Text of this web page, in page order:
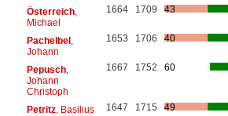
Österreich,
Michael
1664 1709 43
Pachelbel,
Johann
1653 1706 40
Pepusch,
Johann
Christoph
1667 1752 60
Petritz, Basilius 1647 1715
49